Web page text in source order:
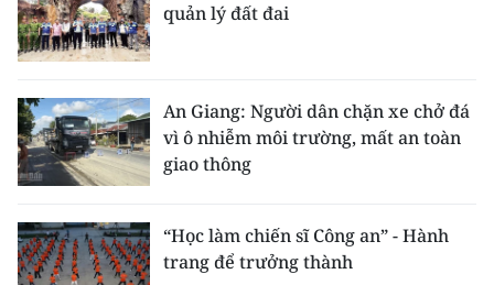
quản lý đất đai
An Giang: Người dân chặn xe chở đá
vì ô nhiễm môi trường, mất an toàn
giao thông
“Học làm chiến sĩ Công an” - Hành
trang để trưởng thành